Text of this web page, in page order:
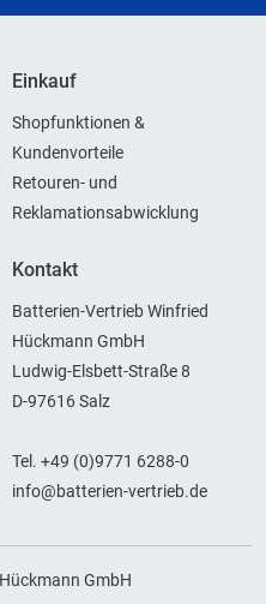
Einkauf
Shopfunktionen &
Kundenvorteile
Retouren- und
Reklamationsabwicklung
Kontakt
Batterien-Vertrieb Winfried
Hückmann GmbH
Ludwig-Elsbett-Straße 8
D-97616 Salz
Tel. +49 (0)9771 6288-0
info@batterien-vertrieb.de
GmbH